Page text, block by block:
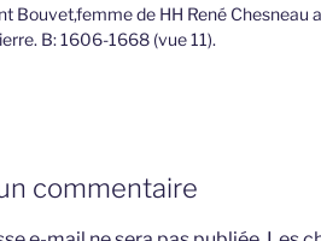
Bouvet,femme de HH René Chesneau
B: 1606-1668 (vue 11).
commentaire